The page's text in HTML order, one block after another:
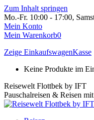
Zum Inhalt springen
Mo.-Fr. 10:00 - 17:00,
Mein Konto
Mein Warenkorb0
Zeige EinkaufswagenKasse
Keine Produkte im
Reisewelt Flottbek by IFT
Pauschalreisen & Reisen